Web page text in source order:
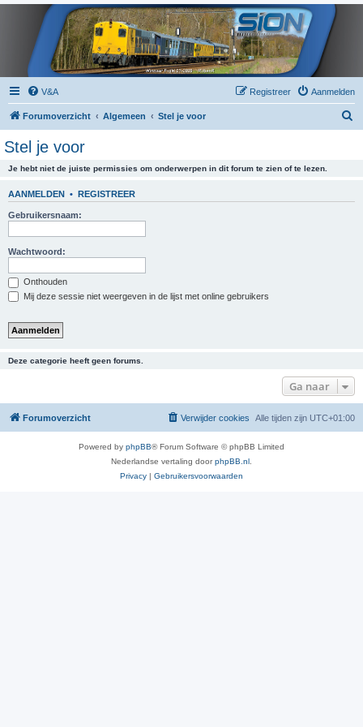
V&A Aanmelden
Registreer
Forumoverzicht Algemeen Stel je voor
Stel je voor
Je hebt niet de juiste permissies om onderwerpen in dit forum te zien of te lezen.
AANMELDEN • REGISTREER
Gebruikersnaam:
Wachtwoord:
Onthouden
Mij deze sessie niet weergeven in de lijst met online gebruikers
Deze categorie heeft geen forums.
Ga naar
Forumoverzicht Alle tijden zijn UTC+01:00
Verwijder cookies
Powered by phpBB® Forum Software © phpBB Limited
Nederlandse vertaling doorphpBB.nl.
Privacy | Gebruikersvoorwaarden